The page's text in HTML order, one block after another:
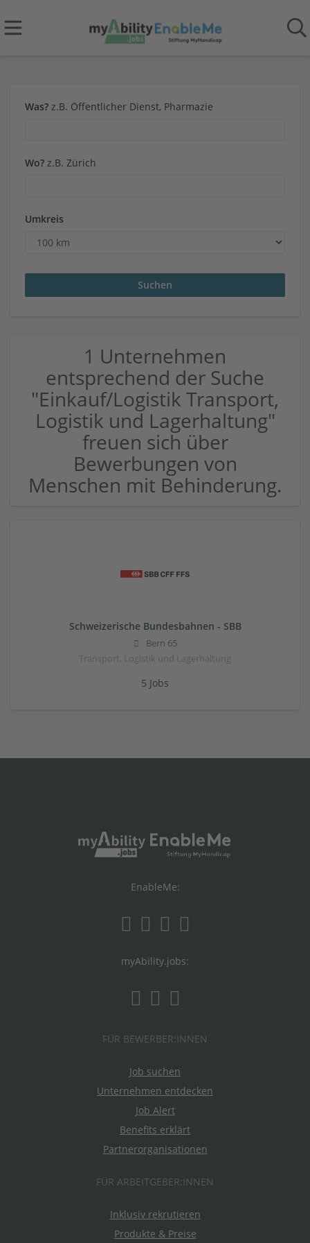
Was? z.B. Öffentlicher Dienst, Pharmazie
Wo? z.B. Zürich
Umkreis
1 Unternehmen
entsprechend der Suche
"Einkauf/Logistik Transport,
Logistik und Lagerhaltung"
freuen sich über
Bewerbungen von
Menschen mit Behinderung.
Schweizerische Bundesbahnen - SBB
Bern 65
Transport, Logistik und Lagerhaltung
5 Jobs
EnableMe:
myAbility.jobs:
FÜR BEWERBER:INNEN
Job suchen
Unternehmen entdecken
Job Alert
Benefits erklärt
Partnerorganisationen
FÜR ARBEITGEBER:INNEN
Inklusiv rekrutieren
Produkte & Preise